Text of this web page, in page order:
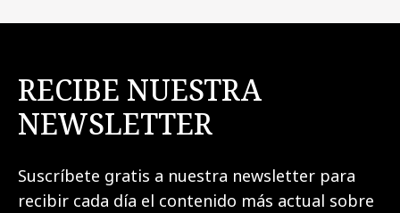
RECIBE NUESTRA
NEWSLETTER
Suscríbete gratis a nuestra newsletter para
recibir cada día el contenido más actual sobre